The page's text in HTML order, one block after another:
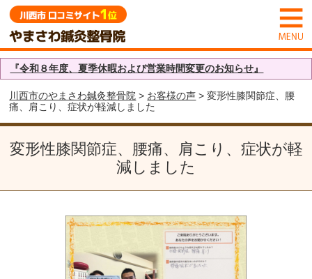
『令和８年度、夏季休暇および営業時間変更のお知らせ』
川西市のやまさわ鍼灸整骨院 > お客様の声 > 変形性膝関節症、腰
痛、肩こり、症状が軽減しました
変形性膝関節症、腰痛、肩こり、症状が軽
減しました